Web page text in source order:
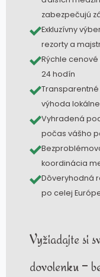
zabezpečujú
Exkluzívny
rezorty a
Rýchle
24 hodín
Transparentné
výhoda
Vyhradená
počas vášho
koordinácia
Dôveryhodná
po celej
Vyžiadajte si
dovolenku –